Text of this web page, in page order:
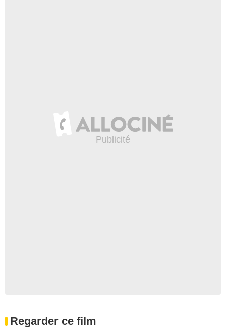
Regarder ce film